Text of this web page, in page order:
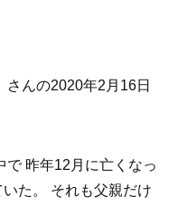
んの2020年2月16日
で 昨年12月に亡くなっ
た。 それも父親だけ